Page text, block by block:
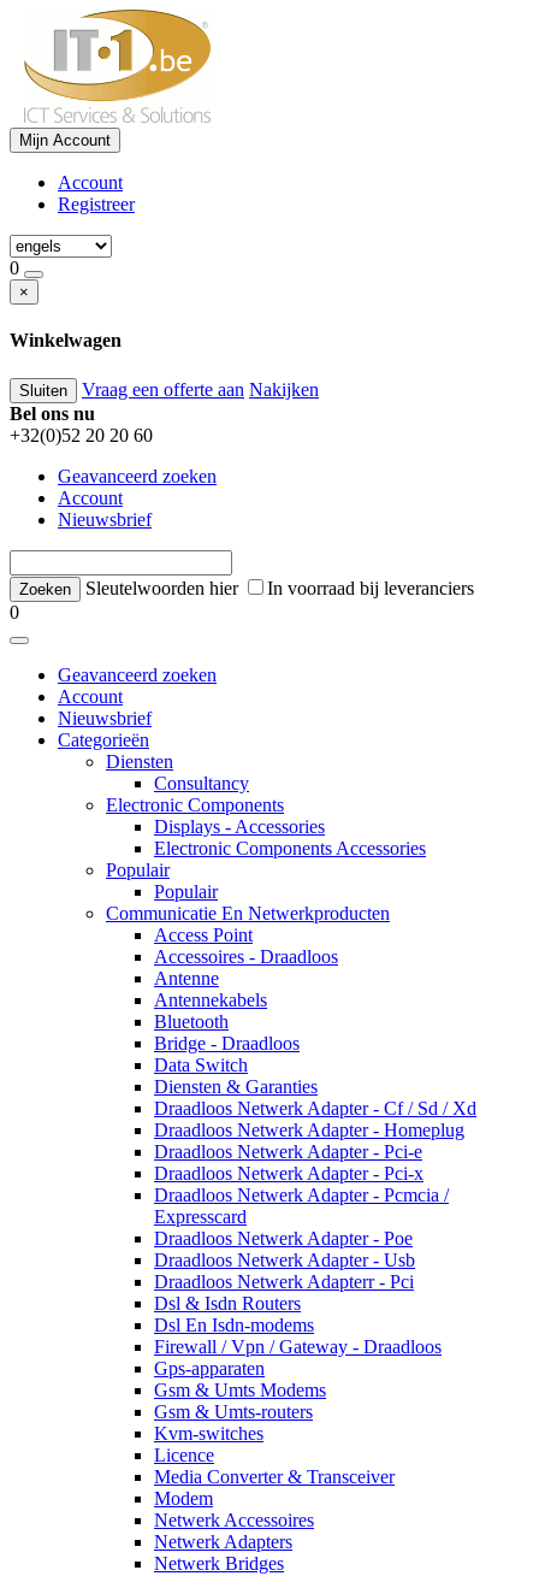
Mijn Account
Account
Registreer
0
×
Winkelwagen
Sluiten Vraag een offerte aan Nakijken
Bel ons nu
+32(0)52 20 20 60
Geavanceerd zoeken
Account
Nieuwsbrief
Sleutelwoorden hier
In voorraad bij leveranciers
0
Geavanceerd zoeken
Account
Nieuwsbrief
Categorieën
Diensten
Consultancy
Electronic Components
Displays - Accessories
Electronic Components Accessories
Populair
Populair
Communicatie En Netwerkproducten
Access Point
Accessoires - Draadloos
Antenne
Antennekabels
Bluetooth
Bridge - Draadloos
Data Switch
Diensten & Garanties
Draadloos Netwerk Adapter - Cf / Sd / Xd
Draadloos Netwerk Adapter - Homeplug
Draadloos Netwerk Adapter - Pci-e
Draadloos Netwerk Adapter - Pci-x
Draadloos Netwerk Adapter - Pcmcia /
Expresscard
Draadloos Netwerk Adapter - Poe
Draadloos Netwerk Adapter - Usb
Draadloos Netwerk Adapterr - Pci
Dsl & Isdn Routers
Dsl En Isdn-modems
Firewall / Vpn / Gateway - Draadloos
Gps-apparaten
Gsm & Umts Modems
Gsm & Umts-routers
Kvm-switches
Licence
Media Converter & Transceiver
Modem
Netwerk Accessoires
Netwerk Adapters
Netwerk Bridges